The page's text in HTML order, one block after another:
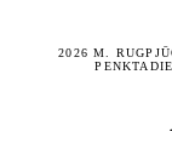
2026 M. RUGPJŪČIO 7 D.,